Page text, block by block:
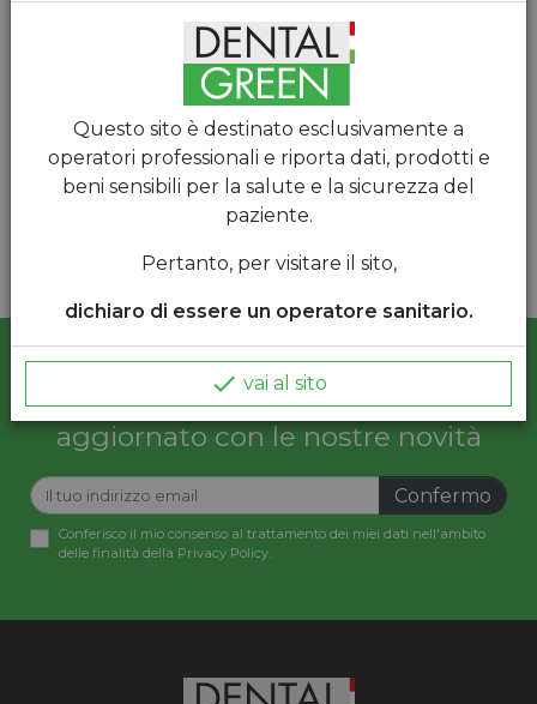
Prezzo regolare
40,00 € Prezzo
(47,34 € ivato 22%)
Visualizzazione di 1-1 di 1 articolo(i)
Iscriviti alla newsletter e resta
aggiornato con le nostre novità
Confermo
Conferisco il mio consenso al trattamento dei miei dati nell'ambito
delle finalità della Privacy Policy.
Questo sito è destinato esclusivamente a
operatori professionali e riporta dati, prodotti e
beni sensibili per la salute e la sicurezza del
paziente.
Pertanto, per visitare il sito,
dichiaro di essere un operatore sanitario.
 vai al sito